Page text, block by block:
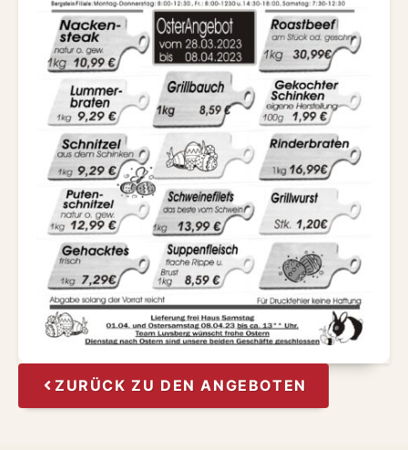
ZURÜCK ZU DEN ANGEBOTEN